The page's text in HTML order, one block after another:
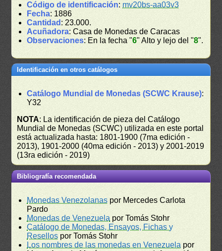
Código de identificación: mv20bs-aa03v3
Fecha: 1886
Cantidad : 23.000.
Acuñadora: Casa de Monedas de Caracas
Observaciones: En la fecha "6" Alto y lejo del "8".
Identificación en otros catálogos
Catálogo Mundial de Monedas (SCWC Krause):
Y32
NOTA: La identificación de pieza del Catálogo
Mundial de Monedas (SCWC) utilizada en este portal
está actualizada hasta: 1801-1900 (7ma edición -
2013), 1901-2000 (40ma edición - 2013) y 2001-2019
(13ra edición - 2019)
Bibliografía recomendada
Monedas Venezolanas por Mercedes Carlota
Pardo
Monedas de Venezuela por Tomás Stohr
Catálogo de Monedas, Ensayos, Fichas y
Resellos por Tomás Stohr
Los nombres de las monedas en Venezuela por